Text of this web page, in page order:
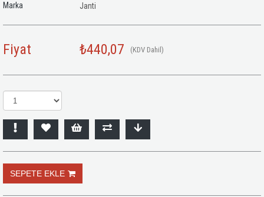
Marka Janti
Fiyat ₺440,07 (KDV Dahil)